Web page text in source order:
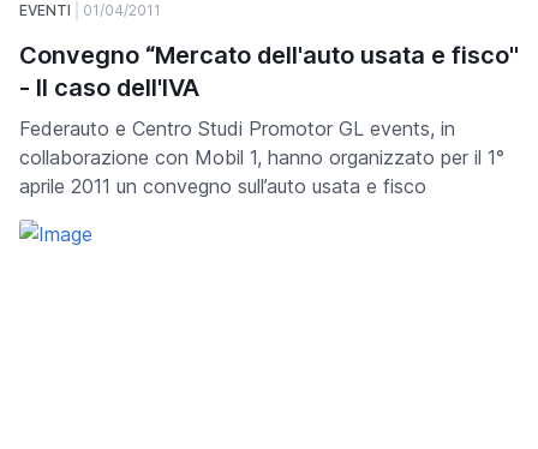
EVENTI 01/04/2011
Convegno “Mercato dell'auto usata e fisco"
- ll caso dell'IVA
Federauto e Centro Studi Promotor GL events, in
collaborazione con Mobil 1, hanno organizzato per il 1°
aprile 2011 un convegno sull’auto usata e fisco